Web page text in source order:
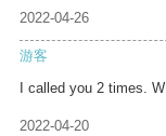
2022-04-26
游客
I called you 2 times. W
2022-04-20